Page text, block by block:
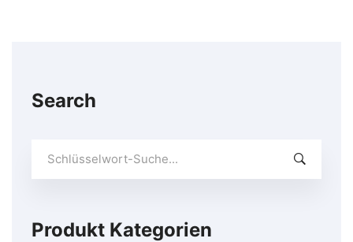
Search
Sie
Produkt Kategorien